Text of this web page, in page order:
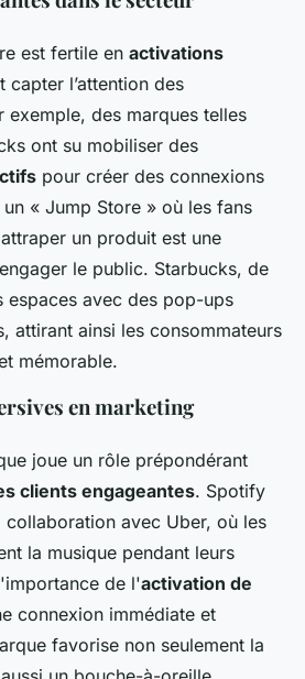
est fertile en activations
capter l’attention des
exemple, des marques telles
ont su mobiliser des
pour créer des connexions
« Jump Store » où les fans
un produit est une
le public. Starbucks, de
espaces avec des pop-ups
attirant ainsi les consommateurs
mémorable.
en marketing
joue un rôle prépondérant
clients engageantes. Spotify
collaboration avec Uber, où les
la musique pendant leurs
de l'activation de
connexion immédiate et
favorise non seulement la